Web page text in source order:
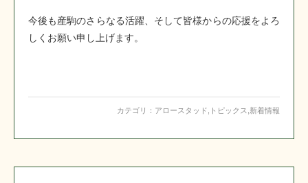
今後も産駒のさらなる活躍、そして皆様からの応援をよろ
しくお願い申し上げます。
カテゴリ： アロースタッド トピックス 新着情報